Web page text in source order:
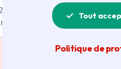
Tout
Politique de
et mobilité